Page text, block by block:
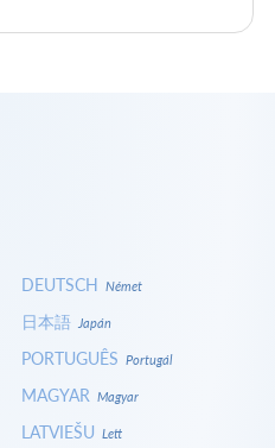
DEUTSCH Német
日本語 Japán
PORTUGUÊS Portugál
MAGYAR Magyar
LATVIEŠU Lett